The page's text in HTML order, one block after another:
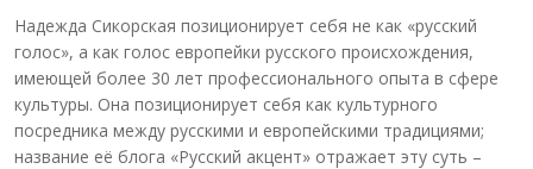
Надежда Сикорская позиционирует себя не как «русский
голос», а как голос европейки русского происхождения,
имеющей более 30 лет профессионального опыта в сфере
культуры. Она позиционирует себя как культурного
посредника между русскими и европейскими традициями;
название её блога «Русский акцент» отражает эту суть –